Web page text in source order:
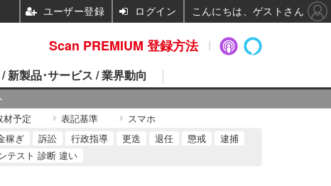
新製品･サービス / 業界動向
材予定 表記基準 スマホ
稼ぎ 訴訟 行政指導 更迭 退任 懲戒
逮捕
テスト 診断 違い
Scan PREMIUM 登録方法
ユーザー登録 ログイン こんにちは、ゲストさん